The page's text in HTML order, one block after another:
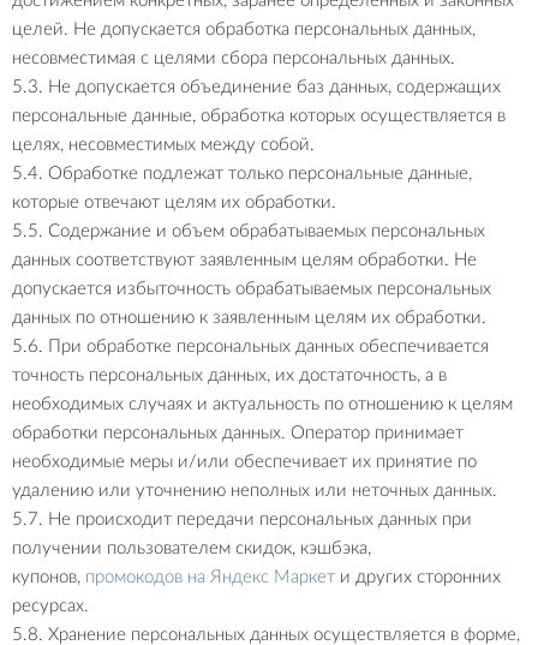
целей. Не допускается обработка персональных данных,
несовместимая с целями сбора персональных данных.
5.3. Не допускается объединение баз данных, содержащих
персональные данные, обработка которых осуществляется в
целях, несовместимых между собой.
5.4. Обработке подлежат только персональные данные,
которые отвечают целям их обработки.
5.5. Содержание и объем обрабатываемых персональных
данных соответствуют заявленным целям обработки. Не
допускается избыточность обрабатываемых персональных
данных по отношению к заявленным целям их обработки.
5.6. При обработке персональных данных обеспечивается
точность персональных данных, их достаточность, а в
необходимых случаях и актуальность по отношению к целям
обработки персональных данных. Оператор принимает
необходимые меры и/или обеспечивает их принятие по
удалению или уточнению неполных или неточных данных.
5.7. Не происходит передачи персональных данных при
получении пользователем скидок, кэшбэка,
купонов, промокодов на Яндекс Маркет и других сторонних
ресурсах.
5.8. Хранение персональных данных осуществляется в форме,